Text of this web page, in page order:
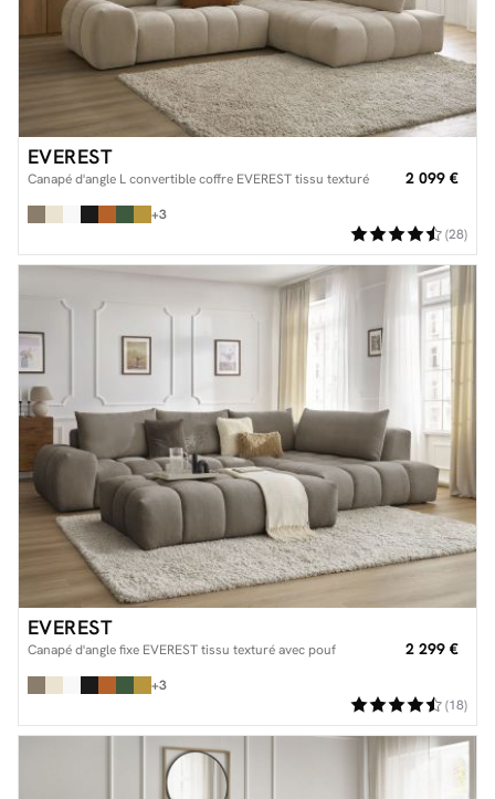
EVEREST
Canapé d'angle L convertible coffre EVEREST tissu texturé 2 099 €
+3
(28)
EVEREST
Canapé d'angle fixe EVEREST tissu texturé avec pouf 2 299 €
+3
(18)